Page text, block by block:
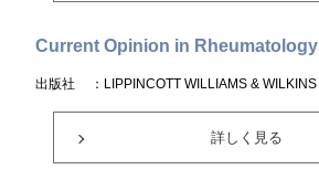
Current Opinion in Rheumatology
出版社 ：LIPPINCOTT WILLIAMS & WILKINS
詳しく見る